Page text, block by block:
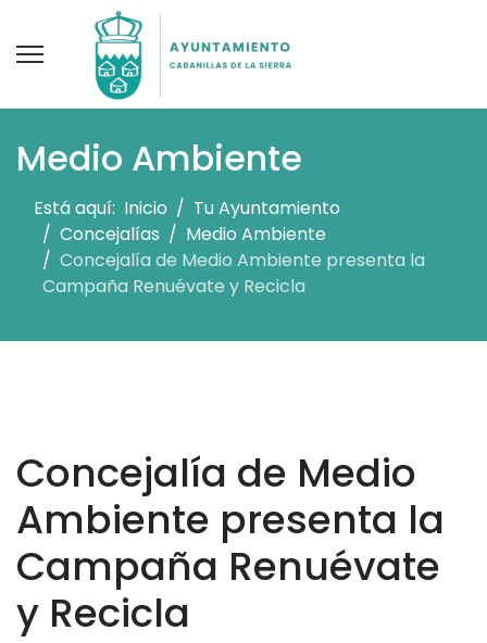
Medio Ambiente
Está aquí: Inicio
Tu Ayuntamiento
Concejalías
Medio Ambiente
Concejalía de Medio Ambiente presenta la
Campaña Renuévate y Recicla
Concejalía de Medio
Ambiente presenta la
Campaña Renuévate
y Recicla